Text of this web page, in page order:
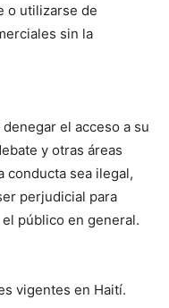
o utilizarse de
sin la
el acceso a su
y otras áreas
conducta sea ilegal,
perjudicial para
público en general.
vigentes en Haití.